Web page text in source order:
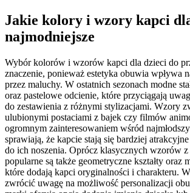
Jakie kolory i wzory kapci
najmodniejsze
Wybór kolorów i wzorów kapci dla dzieci do
znaczenie, ponieważ estetyka obuwia wpływa
przez maluchy. W ostatnich sezonach modne
oraz pastelowe odcienie, które przyciągają
do zestawienia z różnymi stylizacjami. Wzory
ulubionymi postaciami z bajek czy filmów
ogromnym zainteresowaniem wśród
sprawiają, że kapcie stają się bardziej
do ich noszenia. Oprócz klasycznych wzorów z
popularne są także geometryczne kształty oraz
które dodają kapci oryginalności i charakteru.
zwrócić uwagę na możliwość personalizacji